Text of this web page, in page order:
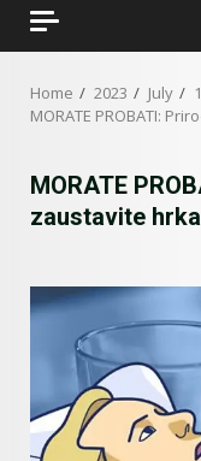
Home 2023 July
MORATE PROBATI:
MORATE
zaustavite